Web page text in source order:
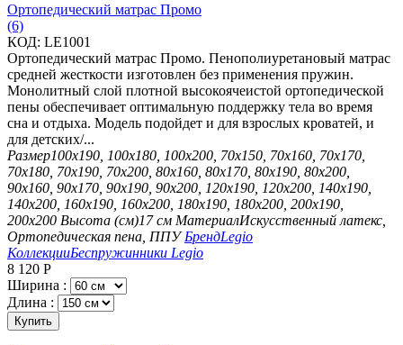
Ортопедический матрас Промо
(6)
КОД: LE1001
Ортопедический матрас Промо. Пенополиуретановый матрас
средней жесткости изготовлен без применения пружин.
Монолитный слой плотной высокоячеистой ортопедической
пены обеспечивает оптимальную поддержку тела во время
сна и отдыха. Модель подойдет и для взрослых кроватей, и
для детских/...
Размер100х190, 100х180, 100х200, 70х150, 70х160, 70х170,
70х180, 70х190, 70х200, 80х160, 80х170, 80х190, 80х200,
90х160, 90х170, 90х190, 90х200, 120х190, 120х200, 140х190,
140х200, 160х190, 160х200, 180х190, 180х200, 200х190,
200х200 Высота (см)17 см МатериалИскусственный латекс,
Ортопедическая пена, ППУ БрендLegio
КоллекцииБеспружинники Legio
8 120 Р
Ширина :
Длина :
Купить